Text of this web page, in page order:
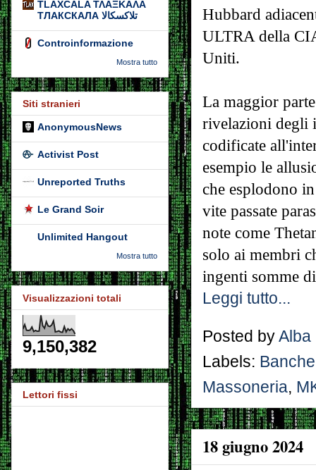
Hubbard
ULTRA della
Uniti.
La maggior
rivelazioni degli
codificate
esempio le
che esplodono
vite passate
note come
solo ai membri
ingenti somme
Leggi tutto...
Posted by Alba
Labels: Banche
Massoneria,
18 giugno 2024
TLAXCALA ΤΛΑΞΚΑΛΑ
ТЛАКСКАЛА تلاكسكالا
Controinformazione
Mostra tutto
Siti stranieri
AnonymousNews
Activist Post
Unreported Truths
Le Grand Soir
Unlimited Hangout
Mostra tutto
Visualizzazioni totali
9,150,382
Lettori fissi